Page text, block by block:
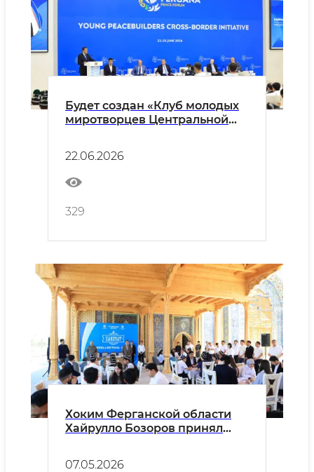
Будет создан «Клуб молодых
миротворцев Центральной
22.06.2026
329
Хоким Ферганской области
Хайрулло Бозоров принял
07.05.2026